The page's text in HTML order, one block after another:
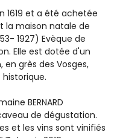
1619 et a été achetée
la maison natale de
1927) Evèque de
Elle est dotée d'un
grès des Vosges,
BERNARD
de dégustation.
et les vins sont vinifiés